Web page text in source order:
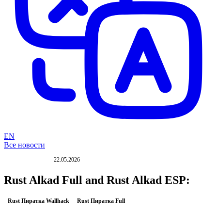
EN
Все новости
22.05.2026
Rust Alkad Full and Rust Alkad ESP:
Rust Пиратка Wallhack Rust Пиратка Full